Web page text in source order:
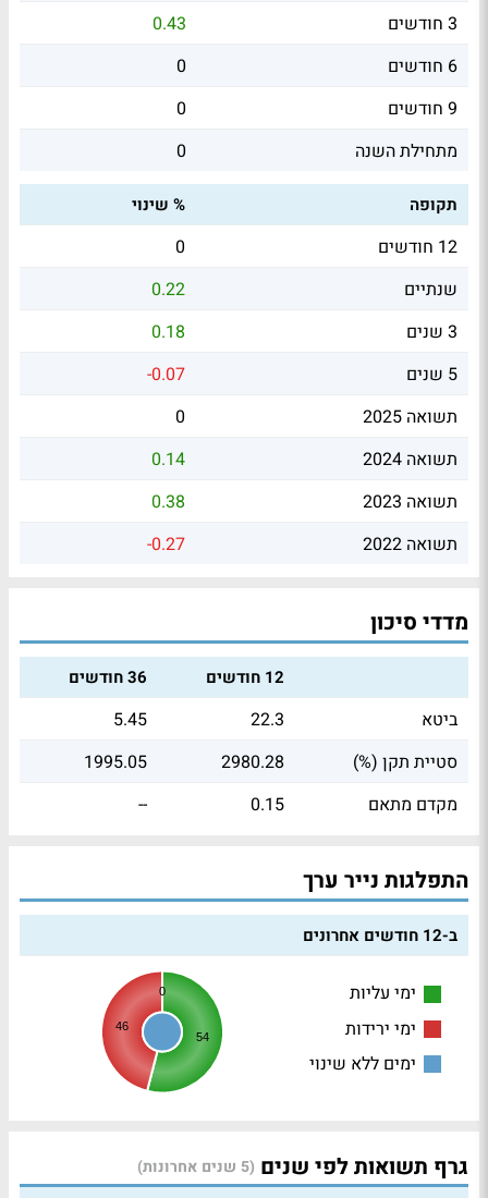
3 חודשים
0.43
6 חודשים
0
9 חודשים
0
מתחילת השנה
0
תקופה % שינוי
12 חודשים
0
שנתיים
0.22
3 שנים
0.18
5 שנים
-0.07
תשואה 2025
0
תשואה 2024
0.14
תשואה 2023
0.38
תשואה 2022
-0.27
מדדי סיכון
12 חודשים 36 חודשים
ביטא 22.3
5.45
סטיית תקן (%)
2980.28
1995.05
מקדם מתאם
0.15
--
התפלגות נייר ערך
ב-12 חודשים אחרונים
ימי עליות
ימי ירידות
ימים ללא שינוי
54
46
0
גרף תשואות לפי שנים (5 שנים אחרונות)